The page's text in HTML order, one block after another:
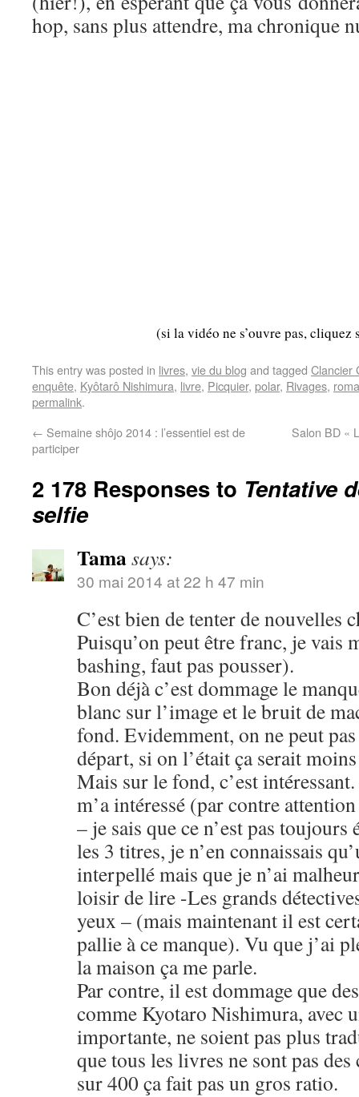
hop, sans plus attendre, ma chronique
(si la vidéo ne s’ouvre pas, cliquez
This entry was posted in livres, vie du blog and tagged Clancier
enquête, Kyôtarô Nishimura, livre, Picquier, polar, Rivages,
permalink.
← Semaine shôjo 2014 : l’essentiel est de
participer
Salon BD «
2 178 Responses to Tentative
selfie
Tamasays:
30 mai 2014 at 22 h 47 min
C’est bien de tenter de nouvelles
Puisqu’on peut être franc, je vais
bashing, faut pas pousser).
Bon déjà c’est dommage le
blanc sur l’image et le bruit de
fond. Evidemment, on ne peut
départ, si on l’était ça serait
Mais sur le fond, c’est
m’a intéressé (par contre
– je sais que ce n’est pas
les 3 titres, je n’en connaissais
interpellé mais que je n’ai
loisir de lire -Les grands
yeux – (mais maintenant il est
pallie à ce manque). Vu que j’ai
la maison ça me parle.
Par contre, il est dommage que
comme Kyotaro Nishimura, avec
importante, ne soient pas plus
que tous les livres ne sont pas
sur 400 ça fait pas un gros ratio.